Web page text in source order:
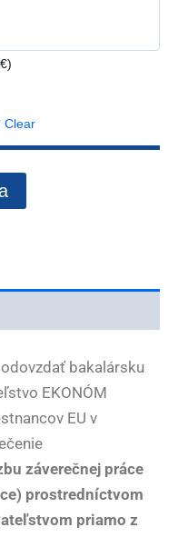
€)
Clear
bakalársku
EKONÓM
EU v
záverečnej práce
prostredníctvom
priamo z